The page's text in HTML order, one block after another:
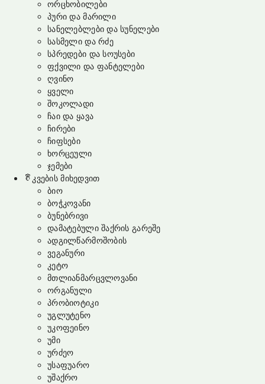
ორცხობილები
პური და მარილი
სანელებლები და სუნელები
სასმელი და რძე
სპრედები და სოუსები
ფქვილი და ფანტელები
ღვინო
ყველი
შოკოლადი
ჩაი და ყავა
ჩირები
ჩიფსები
ხორცეული
ჯემები
კვების მიხედვით
ბიო
ბოჭკოვანი
ბუნებრივი
დამატებული შაქრის გარეშე
ადგილწარმოშობის
ვეგანური
კეტო
მთლიანმარცვლოვანი
ორგანული
პრობიოტიკი
უგლუტენო
უკოფეინო
უმი
ურძეო
უსაფუარო
უშაქრო